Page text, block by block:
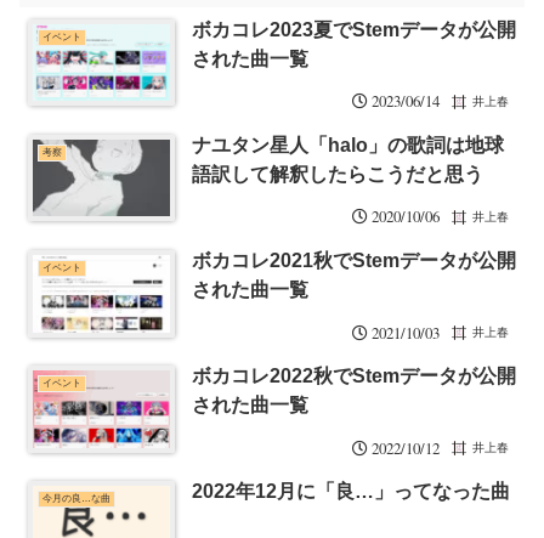
イベント
ボカコレ2023夏でStemデータが公開
された曲一覧
2023/06/14 井上春
考察
ナユタン星人「halo」の歌詞は地球
語訳して解釈したらこうだと思う
2020/10/06 井上春
イベント
ボカコレ2021秋でStemデータが公開
された曲一覧
2021/10/03 井上春
イベント
ボカコレ2022秋でStemデータが公開
された曲一覧
2022/10/12 井上春
今月の良…な曲 2022年12月に「良…」ってなった曲